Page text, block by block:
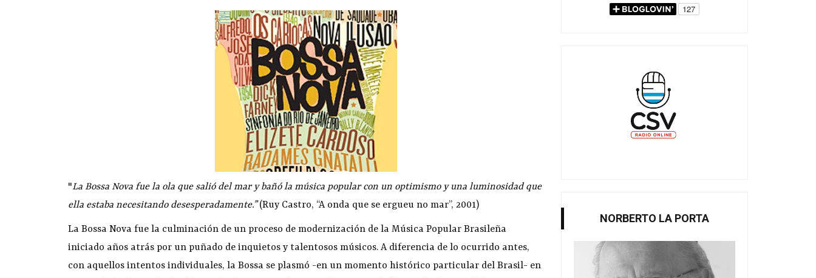
"La Bossa Nova fue la ola que salió del mar y bañó la música popular con un optimismo y una luminosidad que
ella estaba necesitando desesperadamente.”(Ruy Castro, “A onda que se ergueu no mar”, 2001)
La Bossa Nova fue la culminación de un proceso de modernización de la Música Popular Brasileña
iniciado años atrás por un puñado de inquietos y talentosos músicos. A diferencia de lo ocurrido antes,
con aquellos intentos individuales, la Bossa se plasmó -en un momento histórico particular del Brasil- en
NORBERTO LA PORTA